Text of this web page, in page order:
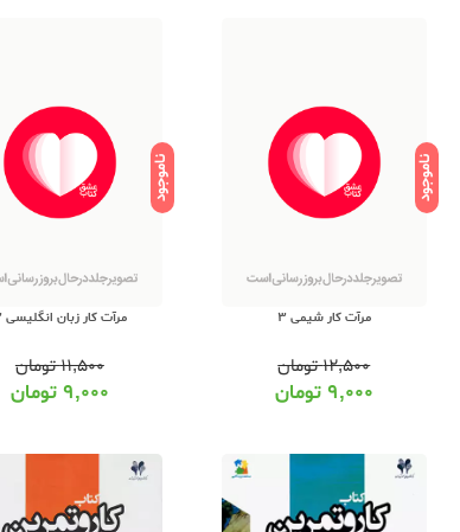
ناموجود
مرآت کار شیمی 3
۱۲,۵۰۰تومان
۹,۰۰۰ تومان
ناموجود
مرآت کار زبان انگلیسی 3
۱۱,۵۰۰تومان
۹,۰۰۰ تومان